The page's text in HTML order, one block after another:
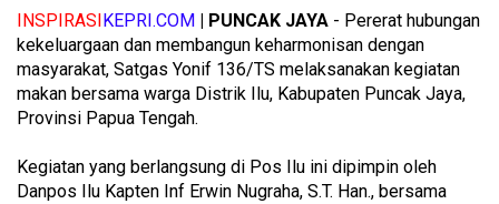
INSPIRASI KEPRI.COM | PUNCAK JAYA - Pererat hubungan
kekeluargaan dan membangun keharmonisan dengan
masyarakat, Satgas Yonif 136/TS melaksanakan kegiatan
makan bersama warga Distrik Ilu, Kabupaten Puncak Jaya,
Provinsi Papua Tengah.
Kegiatan yang berlangsung di Pos Ilu ini dipimpin oleh
Danpos Ilu Kapten Inf Erwin Nugraha, S.T. Han., bersama